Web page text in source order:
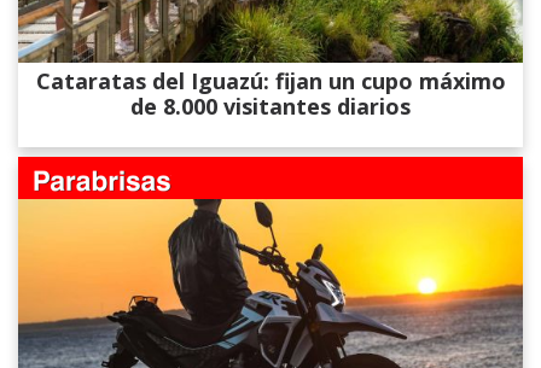
Cataratas del Iguazú: fijan un cupo máximo
de 8.000 visitantes diarios